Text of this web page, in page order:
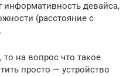
информативность девайса,
(расстояние с
на вопрос что такое
просто — устройство